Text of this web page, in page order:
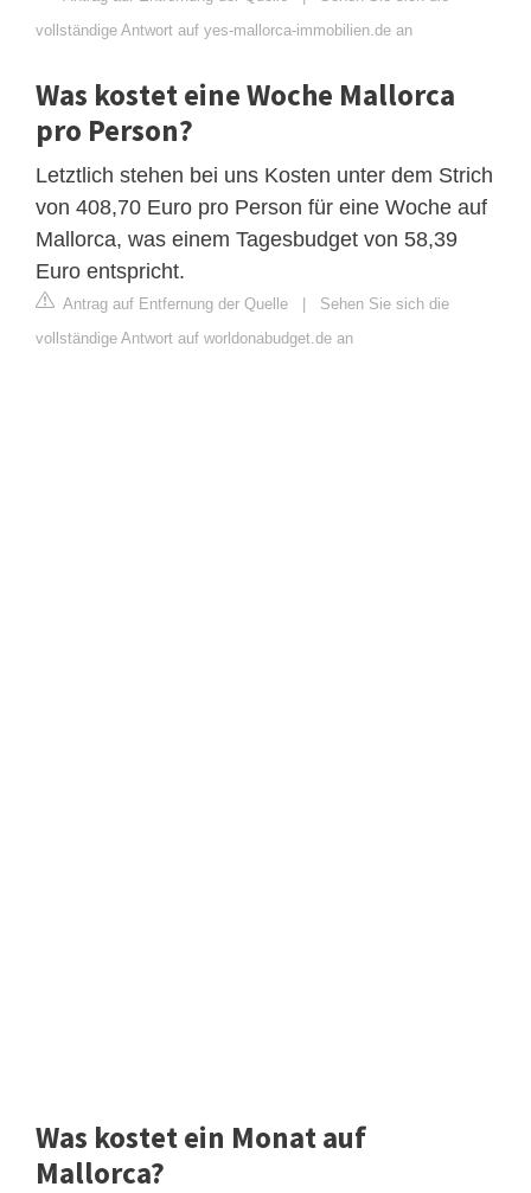
vollständige Antwort auf yes-mallorca-immobilien.de an
Was kostet eine Woche Mallorca
pro Person?
Letztlich stehen bei uns Kosten unter dem Strich
von 408,70 Euro pro Person für eine Woche auf
Mallorca, was einem Tagesbudget von 58,39
Euro entspricht.
Antrag auf Entfernung der Quelle | Sehen Sie sich die
vollständige Antwort auf worldonabudget.de an
Was kostet ein Monat auf
Mallorca?